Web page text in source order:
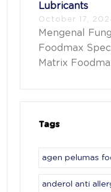
Lubricants
October 17,
Mengenal
Foodmax
Matrix
Tags
agen pelumas
anderol anti